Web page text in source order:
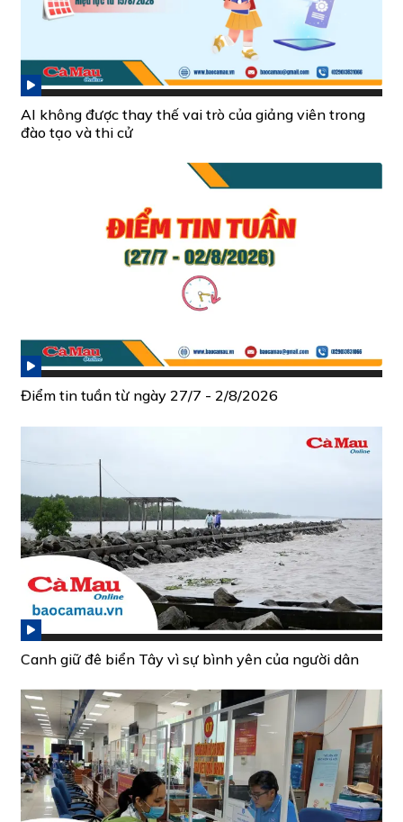
AI không được thay thế vai trò của giảng viên trong
đào tạo và thi cử
Điểm tin tuần từ ngày 27/7 - 2/8/2026
Canh giữ đê biển Tây vì sự bình yên của người dân